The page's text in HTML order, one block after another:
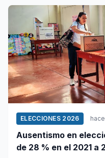
ELECCIONES 2026
Ausentismo en
de 28 % en el 2021 a